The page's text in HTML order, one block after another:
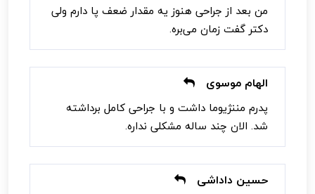
من بعد از جراحی هنوز یه مقدار ضعف پا دارم ولی
دکتر گفت زمان می‌بره.
الهام موسوی
پدرم مننژیوما داشت و با جراحی کامل برداشته
شد. الان چند ساله مشکلی نداره.
حسین داداشی